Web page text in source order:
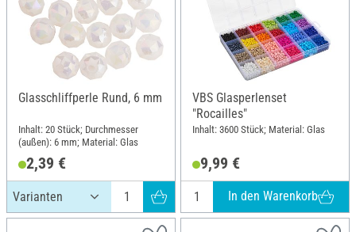
Glasschliffperle Rund, 6 mm
Inhalt: 20 Stück; Durchmesser
(außen): 6 mm; Material: Glas
2,39 €
VBS Glasperlenset
"Rocailles"
Inhalt: 3600 Stück; Material: Glas
9,99 €
In den Warenkorb